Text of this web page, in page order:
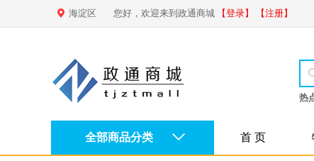
海淀区 您好，欢迎来到政通商城 【登录】 【注册】
热
全部商品分类 首 页